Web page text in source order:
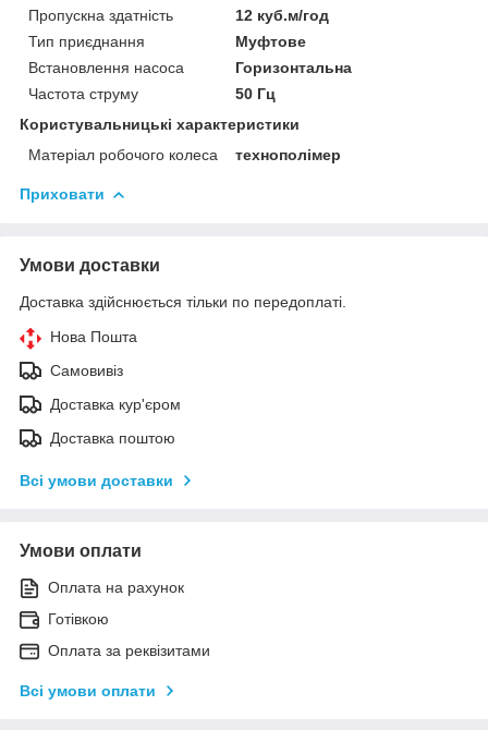
Пропускна здатність
12 куб.м/год
Тип приєднання
Муфтове
Встановлення насоса
Горизонтальна
Частота струму
50 Гц
Користувальницькі характеристики
Матеріал робочого колеса
технополімер
Приховати
Умови доставки
Доставка здійснюється тільки по передоплаті.
Нова Пошта
Самовивіз
Доставка кур'єром
Доставка поштою
Всі умови доставки
Умови оплати
Оплата на рахунок
Готівкою
Оплата за реквізитами
Всі умови оплати